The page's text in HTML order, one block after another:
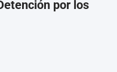
por los